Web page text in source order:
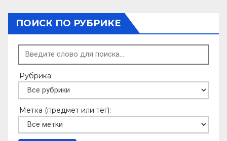
ПОИСК ПО РУБРИКЕ
Рубрика:
Метка (предмет или тег):